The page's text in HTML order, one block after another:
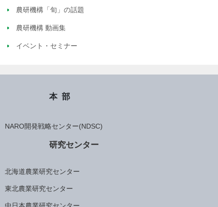
農研機構「旬」の話題
農研機構 動画集
イベント・セミナー
本部
NARO開発戦略センター(NDSC)
研究センター
北海道農業研究センター
東北農業研究センター